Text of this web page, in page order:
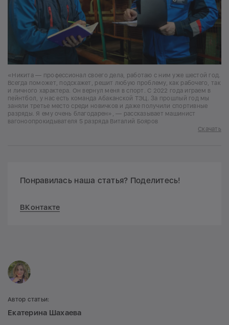
«Никита — профессионал своего дела, работаю с ним уже шестой год.
Всегда поможет, подскажет, решит любую проблему, как рабочего, так
и личного характера. Он вернул меня в спорт. С 2022 года играем в
пейнтбол, у нас есть команда Абаканской ТЭЦ. За прошлый год мы
заняли третье место среди новичков и даже получили спортивные
разряды. Я ему очень благодарен», — рассказывает машинист
вагоноопрокидывателя 5 разряда Виталий Бояров
Скачать
Понравилась наша статья? Поделитесь!
ВКонтакте
Автор статьи:
Екатерина Шахаева